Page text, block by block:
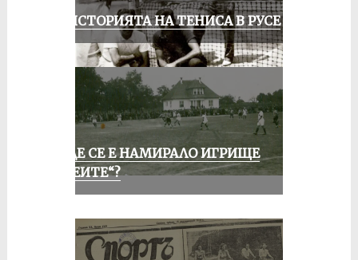
ЗА ИСТОРИЯТА НА ТЕНИСА В РУСЕ
КЪДЕ СЕ Е НАМИРАЛО ИГРИЩЕ
„АЛЕИТЕ“?